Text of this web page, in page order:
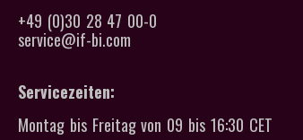
+49 (0)30 28 47 00-0
service@if-bi.com
Servicezeiten:
Montag bis Freitag von 09 bis 16:30 CET